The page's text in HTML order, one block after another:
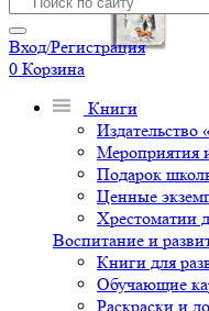
Вход/Регистрация
0 Корзина
Книги
Издательство
Мероприятия
Подарок
Ценные
Хрестоматии
Воспитание и
Книги для
Обучающие
Раскраски и